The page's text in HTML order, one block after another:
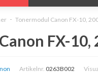
Tonermodul Canon FX-10,
FX-
Artikelnr. 0263B002